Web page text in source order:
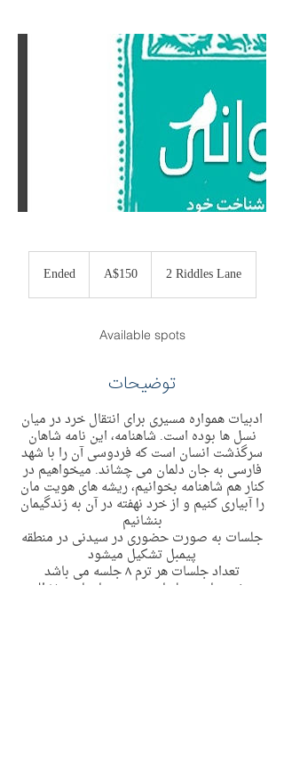
EndedE
n
Australian
dollarsA$150 2 Riddles Lane
Available spots
توضیحات
ادبیات همواره مسیری برای انتقال خرد در میان
نسل ها بوده است. شاهنامه، این نامه شاهان
سرگذشت انسان است که فردوسی آن را با شهد
فارسی به جان دلمان می چشاند. میخواهیم در
کنار هم شاهنامه بخوانیم، ریشه های هویت مان
را آبیاری کنیم و از خرد نهفته در آن به زندگیمان
بنشانیم
جلسات به صورت حضوری در سیدنی در منطقه
پیمبل تشکیل میشود
تعداد جلسات هر ترم ٨ جلسه می باشد
روز و ساعت جلسات : جمعه ها ساعت ١٨ الی